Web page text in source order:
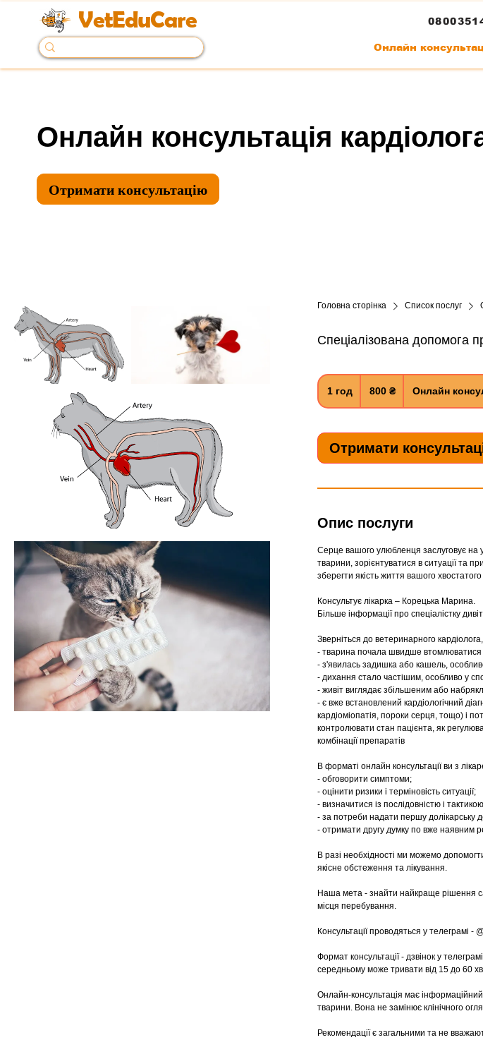
VetEduCare
Онлайн
Онлайн консультація
Отримати консультацію
Головна сторінка Список послуг
Спеціалізована допомога
1 год
г
українських
гривень
800 ₴ Онлайн
Отримати
Опис послуги
Серце вашого улюбленця заслуговує на
тварини, зорієнтуватися в ситуації та
зберегти якість життя вашого
Консультує лікарка – Корецька Марина.
Більше інформації про спеціалістку
Зверніться до ветеринарного
- тварина почала швидше втомлюватися
- з'явилась задишка або кашель,
- дихання стало частішим, особливо у
- живіт виглядає збільшеним або
- є вже встановлений кардіологічний
кардіоміопатія, пороки серця, тощо) і
контролювати стан пацієнта, як
комбінації препаратів
В форматі онлайн консультації ви з
- обговорити симптоми;
- оцінити ризики і терміновість ситуації;
- визначитися із послідовністю і
- за потреби надати першу долікарську
- отримати другу думку по вже наявним
В разі необхідності ми можемо
якісне обстеження та лікування.
Наша мета - знайти найкраще рішення
місця перебування.
Консультації проводяться у телеграмі
Формат консультації - дзвінок у
середньому може тривати від 15 до 60
Онлайн-консультація має
тварини. Вона не замінює клінічного
Рекомендації є загальними та не